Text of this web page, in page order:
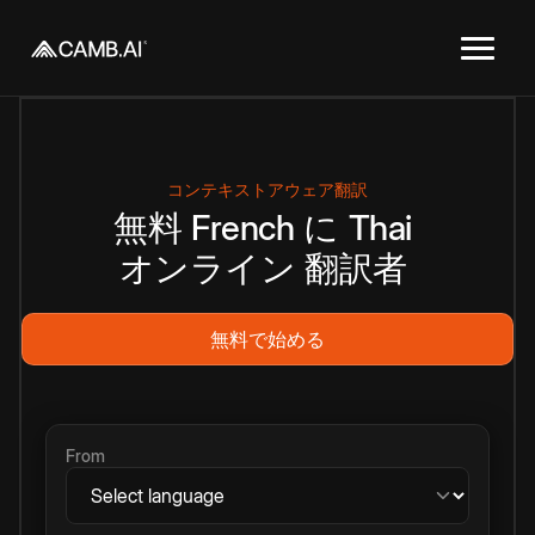
コンテキストアウェア翻訳
無料 French に Thai
オンライン 翻訳者
無料で始める
From